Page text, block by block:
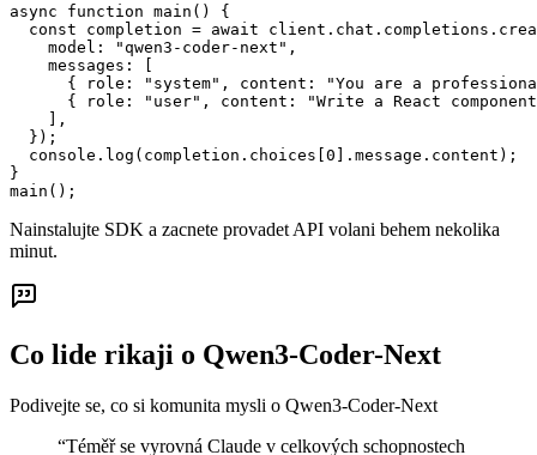
async function main() {
const completion = await
    model: "qwen3-coder-next",
    messages: [
{ role: "system", content: "You are a
{ role: "user", content: "Write a React
    ],
  });
  console.log(completion.choices[0].message.content);
}
main();
Nainstalujte SDK a zacnete provadet API volani behem nekolika
minut.
Co lide rikaji o Qwen3-Coder-Next
Podivejte se, co si komunita mysli o Qwen3-Coder-Next
“Téměř se vyrovná Claude v celkových schopnostech